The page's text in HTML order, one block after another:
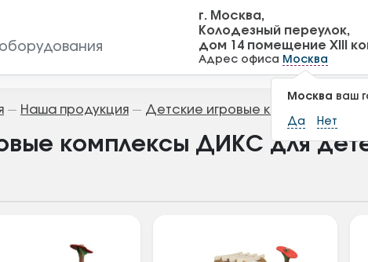
г. Москва,
Колодезный переулок,
дом 14 помещение XIII
Адрес офиса Москва
Москва ваш
Да Нет
— Наша продукция — Детские игровые комплексы
комплексы ДИКС для